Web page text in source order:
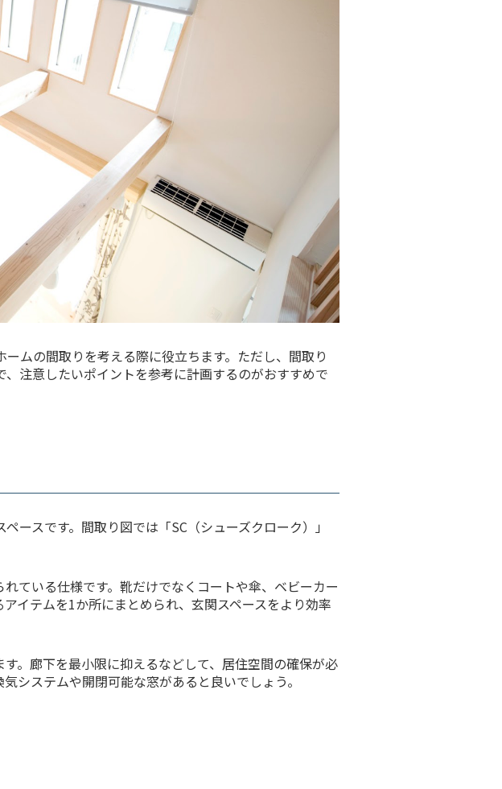
ムの間取りを考える際に役立ちます。ただし、間取り
注意したいポイントを参考に計画するのがおすすめで
ースです。間取り図では「SC（シューズクローク）」
ている仕様です。靴だけでなくコートや傘、ベビーカー
イテムを1か所にまとめられ、玄関スペースをより効率
。廊下を最小限に抑えるなどして、居住空間の確保が必
システムや開閉可能な窓があると良いでしょう。